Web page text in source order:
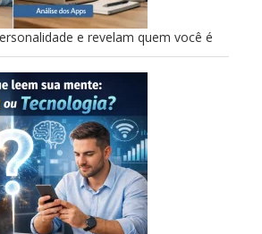
e revelam quem você é